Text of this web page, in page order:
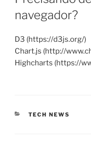
navegador?
D3 (https://d3js.org/)
Chart.js (http://
Highcharts (https://
CATEGORIAS
TECH NEWS